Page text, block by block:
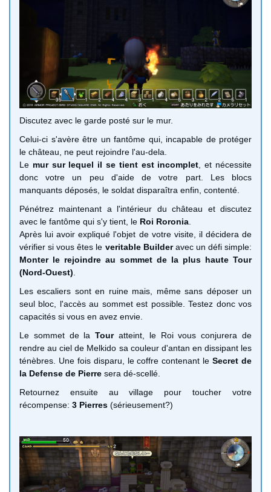
Discutez avec le garde posté sur le mur.
Celui-ci s'avère être un fantôme qui, incapable de protéger
le château, ne peut rejoindre l'au-dela.
Le mur sur lequel il se tient est incomplet , et nécessite
donc votre un peu d'aide de votre part. Les blocs
manquants déposés, le soldat disparaîtra enfin, contenté.
Pénétrez maintenant a l'intérieur du château et discutez
avec le fantôme qui s'y tient, le Roi Roronia
Après lui avoir expliqué l'objet de votre visite, il décidera de
vérifier si vous êtes le veritable Builderavec un défi simple:
Monter le rejoindre au sommet de la plus haute Tour
(Nord-Ouest)
Les escaliers sont en ruine mais, même sans déposer un
seul bloc, l'accès au sommet est possible. Testez donc vos
capacités si vous en avez envie.
Le sommet de laTouratteint, le Roi vous conjurera de
rendre au ciel de Melkido sa couleur d'antan en dissipant les
ténèbres. Une fois disparu, le coffre contenant leSecret de
la Defense de Pierre sera dé-scellé.
Retournez ensuite au village pour toucher votre
récompense: 3 Pierres (sérieusement?)